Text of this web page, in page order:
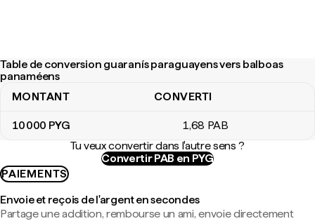
Table de conversion guaranís paraguayens vers balboas
panaméens
Table de conversion guaranís paraguayens vers balboas
MONTANT CONVERTI
10 000 PYG 1,68 PAB
Tu veux convertir dans l'autre sens ?
Convertir PAB en PYG
PAIEMENTS
Envoie et reçois de l'argent en secondes
Partage une addition, rembourse un ami, envoie directement